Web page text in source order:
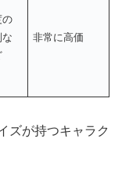
の
非常に高価
ズが持つキャラク